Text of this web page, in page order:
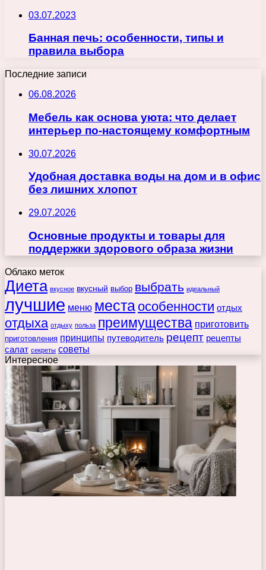
03.07.2023
Банная печь: особенности, типы и
правила выбора
Последние записи
06.08.2026
Мебель как основа уюта: что делает
интерьер по-настоящему комфортным
30.07.2026
Удобная доставка воды на дом и в офис
без лишних хлопот
29.07.2026
Основные продукты и товары для
поддержки здорового образа жизни
Облако меток
Диета вкусное вкусный выбор выбрать идеальный
лучшие меню места особенности отдых
отдыха отдыху польза преимущества приготовить
приготовления принципы путеводитель рецепт рецепты
салат секреты советы
Интересное